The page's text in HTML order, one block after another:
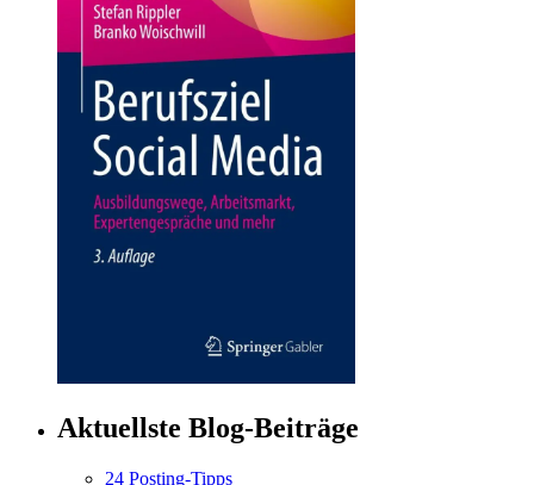
Aktuellste Blog-Beiträge
24 Posting-Tipps